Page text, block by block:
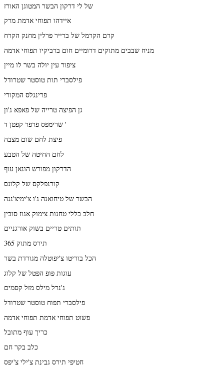
של לי דרקון הבשר המטוגן האורז
איידהו תפוחי אדמת מרק
קרם הקרמל של ברייר פרלין מחנק הקרח
מניח שבבים מתוקים דרומיים חום ברביקיו תפוחי אדמה
ציפור עין יולה בשר לו מיין
פילסברי תות טוסטר שטרודל
פרינגלס המקורי
גן הפיצה טרייה של פאפא ג'ון
שרימפס פרפר קפטן ד '
פיצת לחם שום מצבה
לחם החיטה של הטבע
הדרקון מפורש הונאן עוף
קורנפלקס של קלוגס
הבשר של טיחואנה ג'ו צ'ימיצ'נגה
חלב כללי טחנות צימוק אגוז סובין
תותים טריים בשוק אורגניים
תירס מתוק 365
הכל בוריטו צ'יפוטלה מגורדת בשר
עוגות פופ הפטל של קלוג
ג'נרל מילס מזל קסמים
פילסברי תפוח טוסטר שטרודל
פשוט תפוחי אדמת תפוחי אדמה
כריך עוף מתובל
כלב בקר חם
חטיפי תירס גבינת צ'ילי צ'יפס